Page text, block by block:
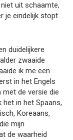
uit schaamte,
je eindelijk stopt
duidelijkere
zwaaide
ik me een
in het Engels
met de versie die
het in het Spaans,
Koreaans,
mijn
de waarheid